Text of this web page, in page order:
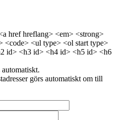
href hreflang> <em> <strong>
<code> <ul type> <ol start type>
id> <h3 id> <h4 id> <h5 id> <h6
görs automatiskt om till